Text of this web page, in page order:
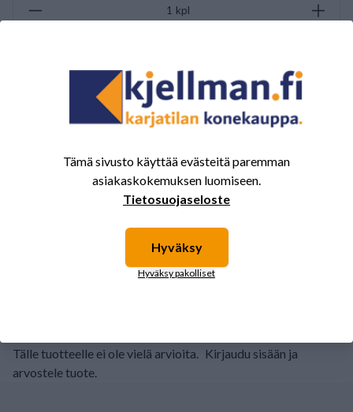
kpl
LISÄÄ OSTOSKORIIN
ARVOSTELUJEN YHTEENVETO
Tälle tuotteelle ei ole vielä arvioita. Kirjaudu sisään ja
arvostele tuote.
Tämä sivusto käyttää evästeitä paremman
asiakaskokemuksen luomiseen.
Tietosuojaseloste
Hyväksy
Hyväksy pakolliset